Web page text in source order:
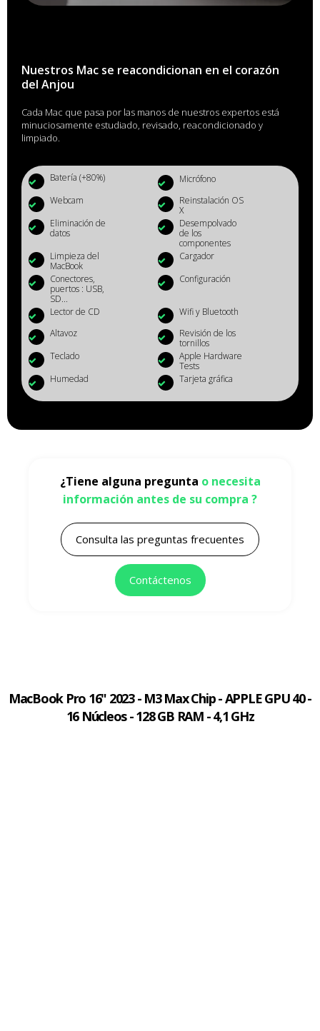
Nuestros Mac se reacondicionan en el corazón
del Anjou
Cada Mac que pasa por las manos de nuestros expertos está
minuciosamente estudiado, revisado, reacondicionado y
limpiado.
Batería (+80%)
Micrófono
Webcam
Reinstalación OS
X
Eliminación de
datos
Desempolvado
de los
componentes
Limpieza del
MacBook
Cargador
Conectores,
puertos : USB,
SD...
Configuración
Lector de CD
Wifi y Bluetooth
Altavoz
Revisión de los
tornillos
Teclado
Apple Hardware
Tests
Humedad
Tarjeta gráfica
¿Tiene alguna pregunta o necesita
información antes de su compra ?
Consulta las preguntas frecuentes
Contáctenos
MacBook Pro 16" 2023 - M3 Max Chip - APPLE GPU 40 -
16 Núcleos - 128 GB RAM - 4,1 GHz